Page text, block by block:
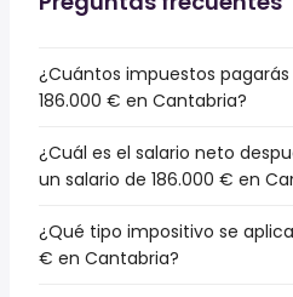
¿Cuántos impuestos
186.000 € en Cantabria?
¿Cuál es el salario neto
un salario de 186.000 € en
¿Qué tipo impositivo se
€ en Cantabria?